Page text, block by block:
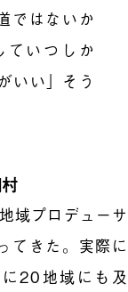
ではないか
ていつしか
いい」そう
域プロデューサ
てきた。実際に
20地域にも及